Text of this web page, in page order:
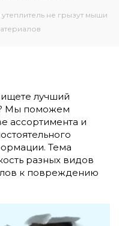
не грызут мыши
лучший
Мы поможем
ассортимента и
Тема
разных видов
к повреждению